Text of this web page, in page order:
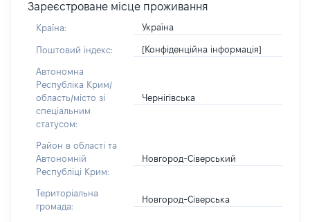
Зареєстроване місце проживання
Країна: Україна
Поштовий індекс: [Конфіденційна інформація]
Автономна
Республіка Крим/
область/місто зі
спеціальним
статусом:
Чернігівська
Район в області та
Автономній
Республіці Крим:
Новгород-Сіверський
Територіальна
громада:
Новгород-Сіверська